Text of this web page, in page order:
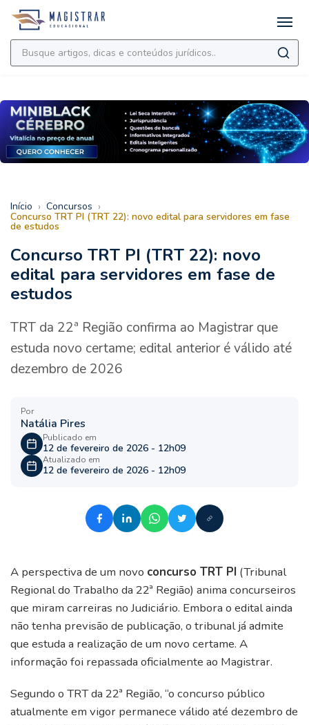
Início › Concursos ›
Concurso TRT PI (TRT 22): novo edital para servidores em fase
de estudos
Concurso TRT PI (TRT 22): novo
edital para servidores em fase de
estudos
TRT da 22ª Região confirma ao Magistrar que
estuda novo certame; edital anterior é válido até
dezembro de 2026
Por
Natália Pires
Publicado em
12 de fevereiro de 2026 - 12h09
Atualizado em
12 de fevereiro de 2026 - 12h09
A perspectiva de um novo concurso TRT PI (Tribunal
Regional do Trabalho da 22ª Região) anima concurseiros
que miram carreiras no Judiciário. Embora o edital ainda
não tenha previsão de publicação, o tribunal já admite
que estuda a realização de um novo certame. A
informação foi repassada oficialmente ao Magistrar.
Segundo o TRT da 22ª Região, “o concurso público
atualmente em vigor permanece válido até dezembro de